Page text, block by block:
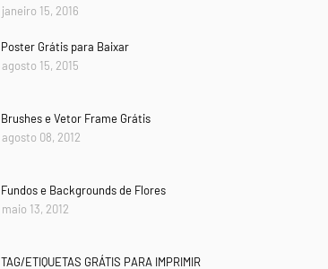
janeiro 15, 2016
Poster Grátis para Baixar
agosto 15, 2015
Brushes e Vetor Frame Grátis
agosto 08, 2012
Fundos e Backgrounds de Flores
maio 13, 2012
TAG/ETIQUETAS GRÁTIS PARA IMPRIMIR